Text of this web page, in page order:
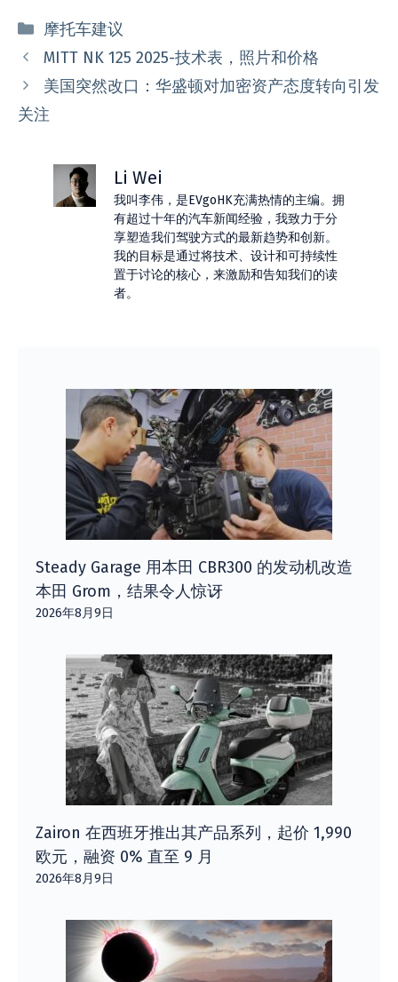
分
类
摩托车建议
MITT NK 125 2025-技术表，照片和价格
美国突然改口：华盛顿对加密资产态度转向引发
关注
Li Wei
我叫李伟，是EVgoHK充满热情的主编。拥
有超过十年的汽车新闻经验，我致力于分
享塑造我们驾驶方式的最新趋势和创新。
我的目标是通过将技术、设计和可持续性
置于讨论的核心，来激励和告知我们的读
者。
Steady Garage 用本田 CBR300 的发动机改造
本田 Grom，结果令人惊讶
2026年8月9日
Zairon 在西班牙推出其产品系列，起价 1,990
欧元，融资 0% 直至 9 月
2026年8月9日